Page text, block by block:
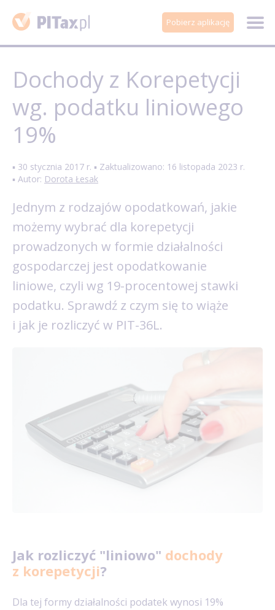
Pobierz aplikację
Dochody z Korepetycji
wg. podatku liniowego
19%
▪ 30 stycznia 2017 r. ▪ Zaktualizowano: 16 listopada 2023 r.
▪ Autor: Dorota Łesak
Jednym z rodzajów opodatkowań, jakie
możemy wybrać dla korepetycji
prowadzonych w formie działalności
gospodarczej jest opodatkowanie
liniowe, czyli wg 19-procentowej stawki
podatku. Sprawdź z czym się to wiąże
i jak je rozliczyć w PIT-36L.
Jak rozliczyć "liniowo" dochody
z korepetycji?
Dla tej formy działalności podatek wynosi 19%